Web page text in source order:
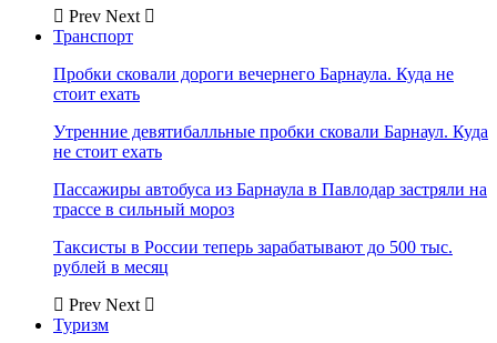
Prev Next
Транспорт
Пробки сковали дороги вечернего Барнаула. Куда не
стоит ехать
Утренние девятибалльные пробки сковали Барнаул. Куда
не стоит ехать
Пассажиры автобуса из Барнаула в Павлодар застряли на
трассе в сильный мороз
Таксисты в России теперь зарабатывают до 500 тыс.
рублей в месяц
Prev Next
Туризм